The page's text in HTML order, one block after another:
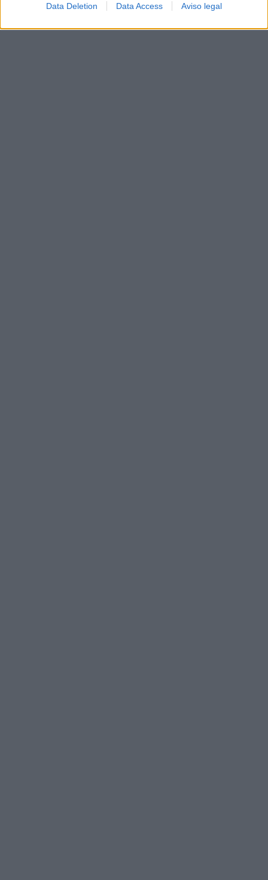
Data Deletion Data Access Aviso legal